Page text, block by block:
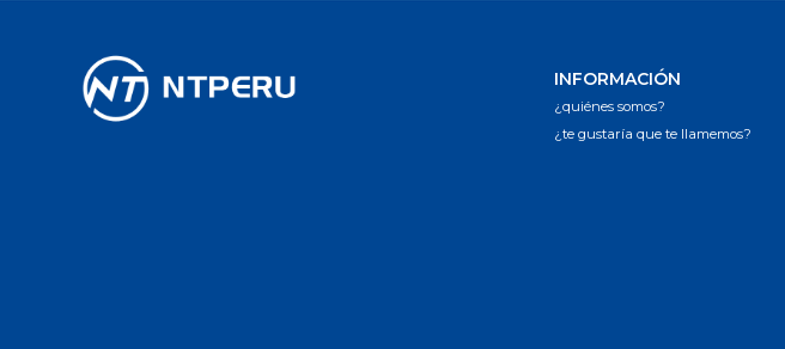
INFORMACIÓN
¿quiénes somos?
¿te gustaría que te llamemos?